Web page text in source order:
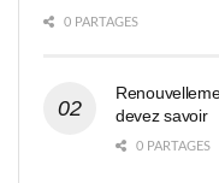
0 PARTAGES
devez savoir
0 PARTAGES